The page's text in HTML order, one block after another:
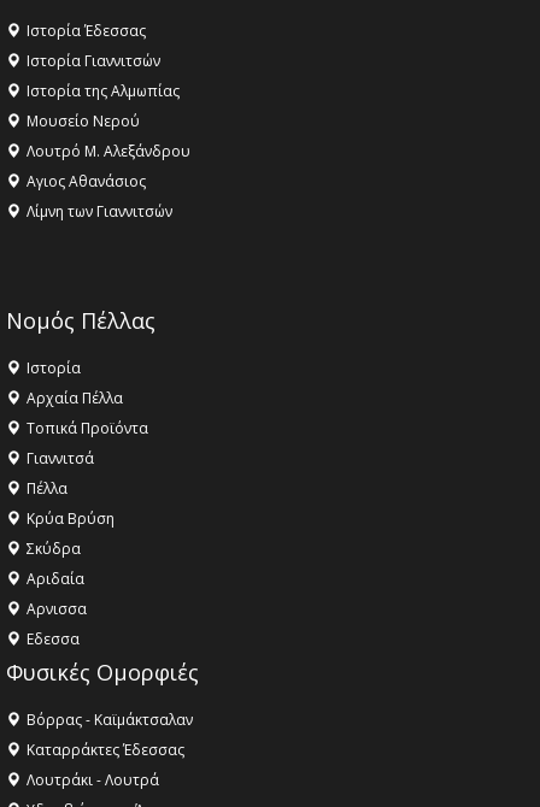
Ιστορία Έδεσσας
Ιστορία Γιαννιτσών
Ιστορία της Αλμωπίας
Μουσείο Νερού
Λουτρό Μ. Αλεξάνδρου
Αγιος Αθανάσιος
Λίμνη των Γιαννιτσών
Νομός Πέλλας
Ιστορία
Αρχαία Πέλλα
Τοπικά Προϊόντα
Γιαννιτσά
Πέλλα
Κρύα Βρύση
Σκύδρα
Αριδαία
Aρνισσα
Eδεσσα
Φυσικές Ομορφιές
Βόρρας - Καϊμάκτσαλαν
Καταρράκτες Έδεσσας
Λουτράκι - Λουτρά